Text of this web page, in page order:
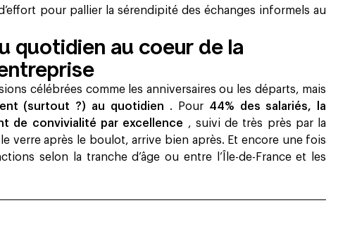
pour pallier la sérendipité des échanges informels au
quotidien au coeur de la
célébrées comme les anniversaires ou les départs, mais
(surtout ?) au quotidien . Pour 44% des salariés, la
de convivialité par excellence , suivi de très près par la
verre après le boulot, arrive bien après. Et encore une fois
selon la tranche d’âge ou entre l’Île-de-France et les